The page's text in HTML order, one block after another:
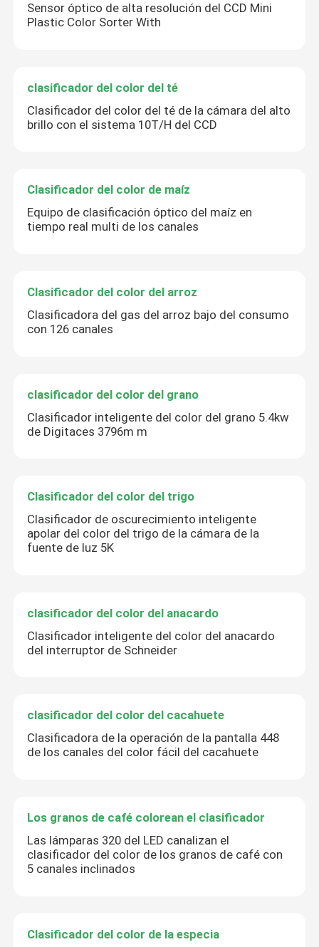
Sensor óptico de alta resolución del CCD Mini
Plastic Color Sorter With
clasificador del color del té
Clasificador del color del té de la cámara del alto
brillo con el sistema 10T/H del CCD
Clasificador del color de maíz
Equipo de clasificación óptico del maíz en
tiempo real multi de los canales
Clasificador del color del arroz
Clasificadora del gas del arroz bajo del consumo
con 126 canales
clasificador del color del grano
Clasificador inteligente del color del grano 5.4kw
de Digitaces 3796m m
Clasificador del color del trigo
Clasificador de oscurecimiento inteligente
apolar del color del trigo de la cámara de la
fuente de luz 5K
clasificador del color del anacardo
Clasificador inteligente del color del anacardo
del interruptor de Schneider
clasificador del color del cacahuete
Clasificadora de la operación de la pantalla 448
de los canales del color fácil del cacahuete
Los granos de café colorean el clasificador
Las lámparas 320 del LED canalizan el
clasificador del color de los granos de café con
5 canales inclinados
Clasificador del color de la especia